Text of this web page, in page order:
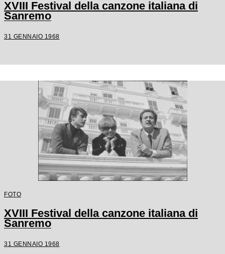
XVIII Festival della canzone italiana di
Sanremo
31 GENNAIO 1968
FOTO
XVIII Festival della canzone italiana di
Sanremo
31 GENNAIO 1968